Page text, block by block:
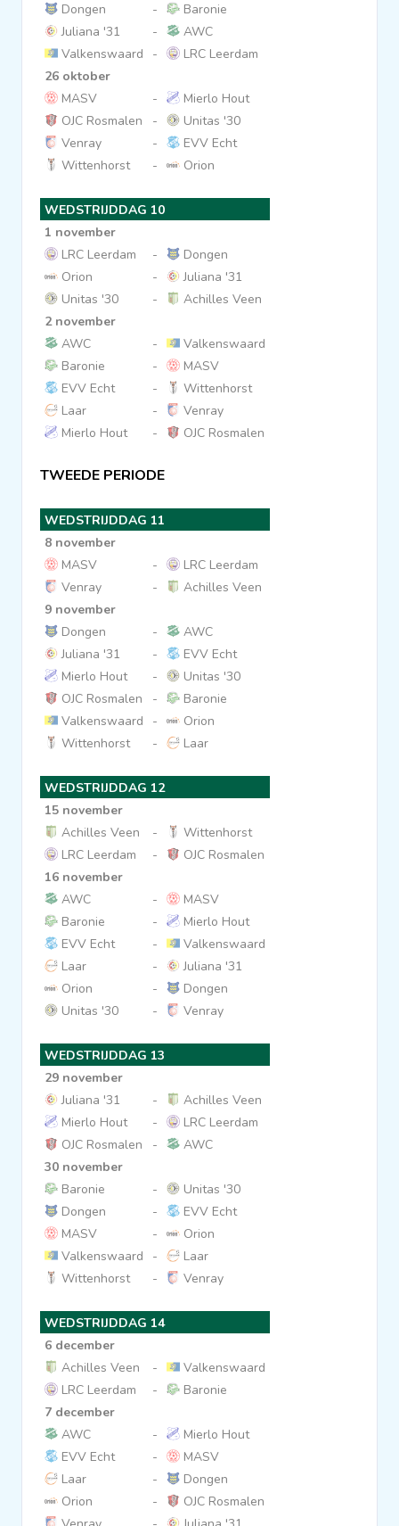
Dongen -
Baronie
Juliana '31
-
AWC
Valkenswaard
-
LRC Leerdam
26 oktober
MASV
-
Mierlo Hout
OJC Rosmalen
-
Unitas '30
Venray
-
EVV Echt
Wittenhorst
- Orion
WEDSTRIJDDAG 10
1 november
LRC Leerdam
-
Dongen
Orion
-
Juliana '31
Unitas '30
-
Achilles Veen
2 november
AWC
-
Valkenswaard
Baronie
-
MASV
EVV Echt
-
Wittenhorst
Laar
-
Venray
Mierlo Hout
- OJC Rosmalen
TWEEDE PERIODE
WEDSTRIJDDAG 11
8 november
MASV
-
LRC Leerdam
Venray
-
Achilles Veen
9 november
Dongen
-
AWC
Juliana '31
-
EVV Echt
Mierlo Hout
-
Unitas '30
OJC Rosmalen
-
Baronie
Valkenswaard
-
Orion
Wittenhorst
- Laar
WEDSTRIJDDAG 12
15 november
Achilles Veen
-
Wittenhorst
LRC Leerdam
-
OJC Rosmalen
16 november
AWC
-
MASV
Baronie
-
Mierlo Hout
EVV Echt
-
Valkenswaard
Laar
-
Juliana '31
Orion
-
Dongen
Unitas '30
- Venray
WEDSTRIJDDAG 13
29 november
Juliana '31
-
Achilles Veen
Mierlo Hout
-
LRC Leerdam
OJC Rosmalen
-
AWC
30 november
Baronie
-
Unitas '30
Dongen
-
EVV Echt
MASV
-
Orion
Valkenswaard
-
Laar
Wittenhorst
- Venray
WEDSTRIJDDAG 14
6 december
Achilles Veen
-
Valkenswaard
LRC Leerdam
-
Baronie
7 december
AWC
-
Mierlo Hout
EVV Echt
-
MASV
Laar
-
Dongen
Orion
-
OJC Rosmalen